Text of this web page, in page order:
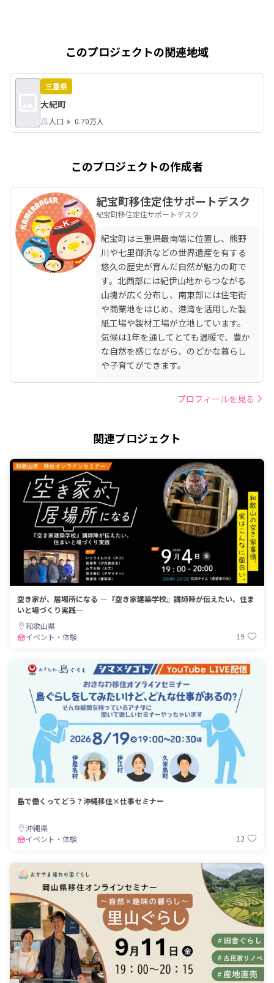
このプロジェクトの関連地域
三重県
大紀町
人口 0.70万人
このプロジェクトの作成者
紀宝町移住定住サポートデスク
紀宝町移住定住サポートデスク
紀宝町は三重県最南端に位置し、熊野
川や七里御浜などの世界遺産を有する
悠久の歴史が育んだ自然が魅力の町で
す。北西部には紀伊山地からつながる
山塊が広く分布し、南東部には住宅街
や商業地をはじめ、港湾を活用した製
紙工場や製材工場が立地しています。
気候は1年を通してとても温暖で、豊か
な自然を感じながら、のどかな暮らし
や子育てができます。
プロフィールを見る
関連プロジェクト
空き家が、居場所になる ―『空き家建築学校』講師陣が伝えたい、住ま
いと場づくり実践―
和歌山県
イベント・体験
19
島で働くってどう？沖縄移住×仕事セミナー
沖縄県
イベント・体験
12